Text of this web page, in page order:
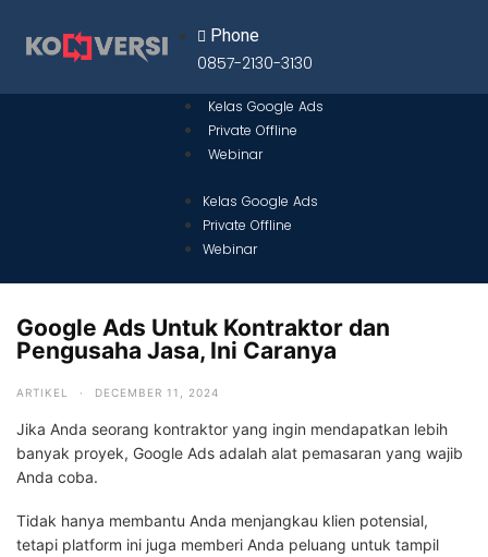
Phone
0857-2130-3130
Kelas Google Ads
Private Offline
Webinar
Kelas Google Ads
Private Offline
Webinar
Google Ads Untuk Kontraktor dan
Pengusaha Jasa, Ini Caranya
ARTIKEL · DECEMBER 11, 2024
Jika Anda seorang kontraktor yang ingin mendapatkan lebih
banyak proyek, Google Ads adalah alat pemasaran yang wajib
Anda coba.
Tidak hanya membantu Anda menjangkau klien potensial,
tetapi platform ini juga memberi Anda peluang untuk tampil